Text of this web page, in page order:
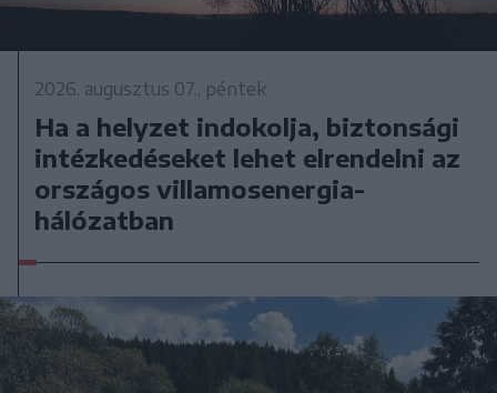
2026. augusztus 07., péntek
Ha a helyzet indokolja, biztonsági
intézkedéseket lehet elrendelni az
országos villamosenergia-
hálózatban